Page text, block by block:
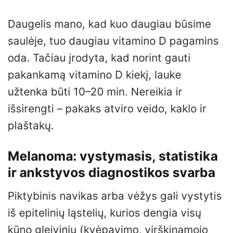
Daugelis mano, kad kuo daugiau būsime
saulėje, tuo daugiau vitamino D pagamins
oda. Tačiau įrodyta, kad norint gauti
pakankamą vitamino D kiekį, lauke
užtenka būti 10–20 min. Nereikia ir
išsirengti – pakaks atviro veido, kaklo ir
plaštakų.
Melanoma: vystymasis, statistika
ir ankstyvos diagnostikos svarba
Piktybinis navikas arba vėžys gali vystytis
iš epitelinių ląstelių, kurios dengia visų
kūno gleivinių (kvėpavimo, virškinamojo